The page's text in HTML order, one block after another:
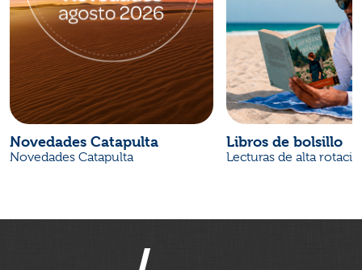
Novedades Catapulta
Novedades Catapulta
Libros de bolsillo
Lecturas de alta